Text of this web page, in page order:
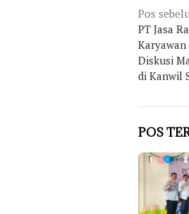
pos
Pos
PT Jasa
Diskusi
di Kanwil
POS